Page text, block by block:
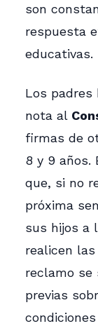
son
respuesta
educativas.
Los padres
nota al
firmas de
8 y 9 años.
que, si no
próxima
sus hijos a
realicen
reclamo se
previas